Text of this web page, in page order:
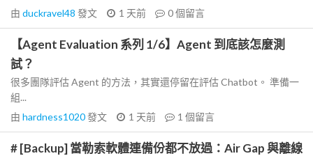
由 duckravel48 發文 1 天前 0個留言
【Agent Evaluation 系列 1/6】Agent 到底該怎麼測
試？
很多團隊評估 Agent 的方法，其實還停留在評估 Chatbot。 準備一
組...
由 hardness1020發文 1 天前 1 個留言
# [Backup] 當勒索軟體連備份都不放過：Air Gap 與離線